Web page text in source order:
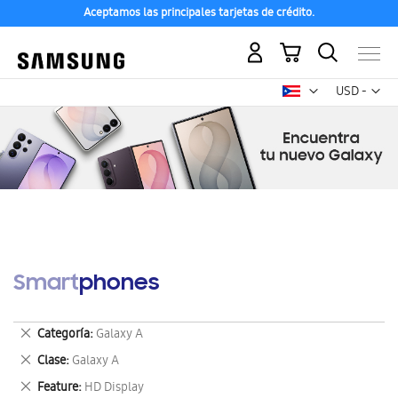
Aceptamos las principales tarjetas de crédito.
USD -
dólar
Mi carrito
Smartphones
Categoría Galaxy A
Eliminar
este
artículo
Clase Galaxy A
Eliminar
este
Feature HD Display
Eliminar